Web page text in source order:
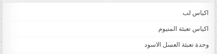
اكياس لب
اكياس تعبئة المنيوم
وحدة تعبئة العسل الاسود